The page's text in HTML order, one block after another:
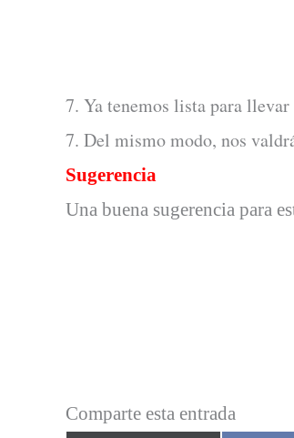
7. Ya tenemos lista para llevar
7. Del mismo modo, nos
Sugerencia
Una buena sugerencia para
Comparte esta entrada